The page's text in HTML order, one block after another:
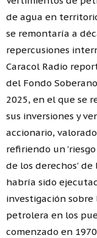
de agua en
se remontaría a
repercusiones
Caracol Radio
del Fondo
2025, en el que se
sus inversiones y
accionario,
refiriendo un
de los derechos' de
habría sido
investigación sobre
petrolera en los
comenzado en